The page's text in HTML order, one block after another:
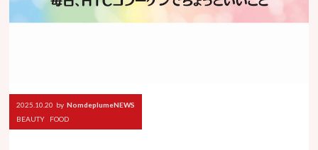
2025.10.20 by NomdeplumeNEWS
BEAUTY
FOOD